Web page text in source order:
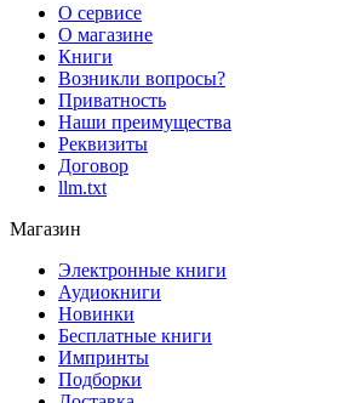
О сервисе
О магазине
Книги
Возникли вопросы?
Приватность
Наши преимущества
Реквизиты
Договор
llm.txt
Магазин
Электронные книги
Аудиокниги
Новинки
Бесплатные книги
Импринты
Подборки